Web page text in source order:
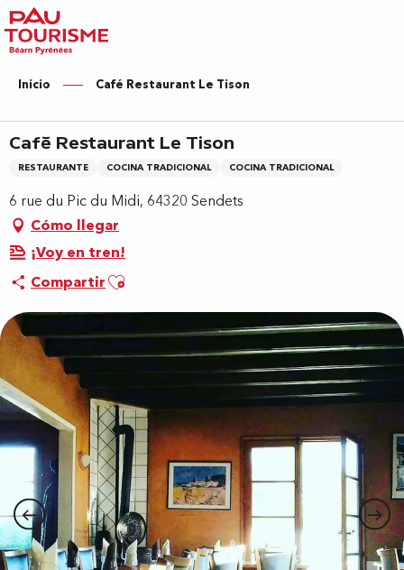
Aller
au
contenu
principal
Inicio Café Restaurant Le Tison
Café Restaurant Le Tison
RESTAURANTE COCINA TRADICIONAL COCINA TRADICIONAL
6 rue du Pic du Midi, 64320 Sendets
Cómo llegar
¡Voy en tren!
CompartirAjouter aux favoris